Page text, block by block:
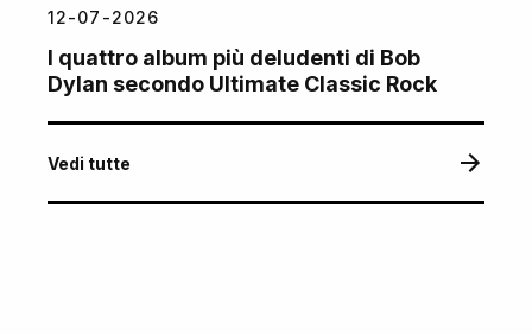
12-07-2026
I quattro album più deludenti di Bob
Dylan secondo Ultimate Classic Rock
Vedi tutte